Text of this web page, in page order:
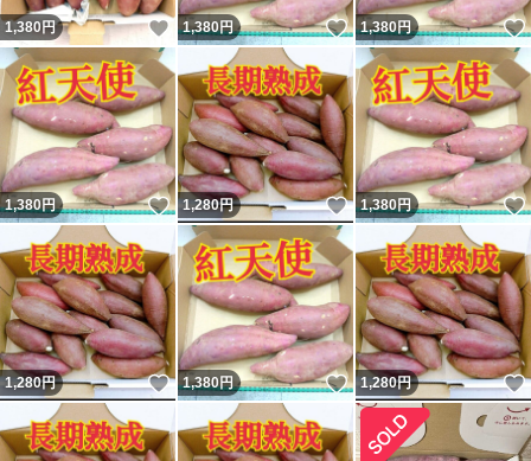
1,380円 いいね！
1,380円 いいね！
1,380円
1,380円 いいね！
1,280円 いいね！
1,380円
1,280円 いいね！
1,380円 いいね！
1,280円